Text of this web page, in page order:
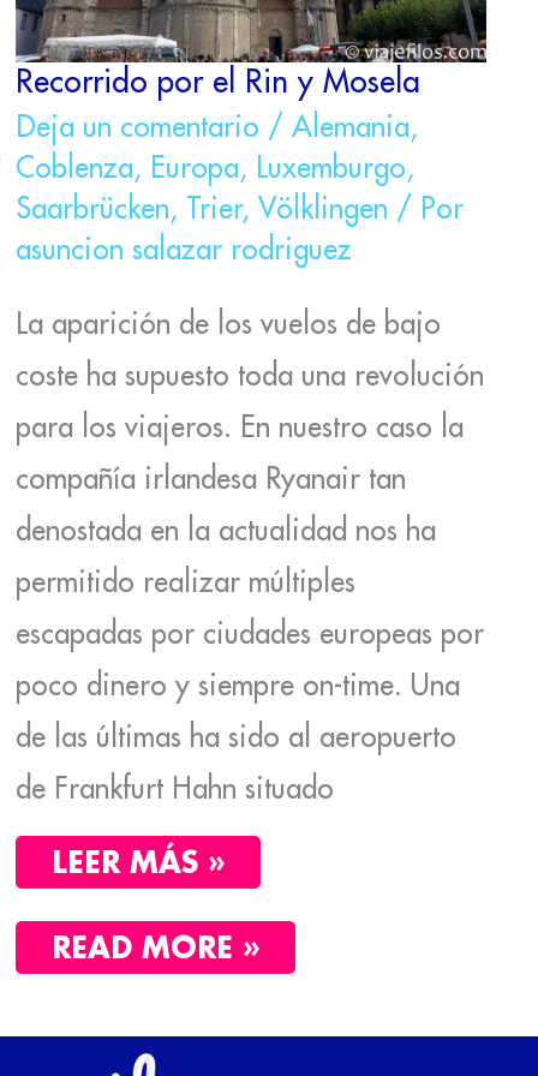
Recorrido por el Rin y Mosela
Deja un comentario / Alemania,
Coblenza, Europa, Luxemburgo,
Saarbrücken, Trier, Völklingen / Por
asuncion salazar rodriguez
La aparición de los vuelos de bajo
coste ha supuesto toda una revolución
para los viajeros. En nuestro caso la
compañía irlandesa Ryanair tan
denostada en la actualidad nos ha
permitido realizar múltiples
escapadas por ciudades europeas por
poco dinero y siempre on-time. Una
de las últimas ha sido al aeropuerto
de Frankfurt Hahn situado
LEER MÁS »
READ MORE »